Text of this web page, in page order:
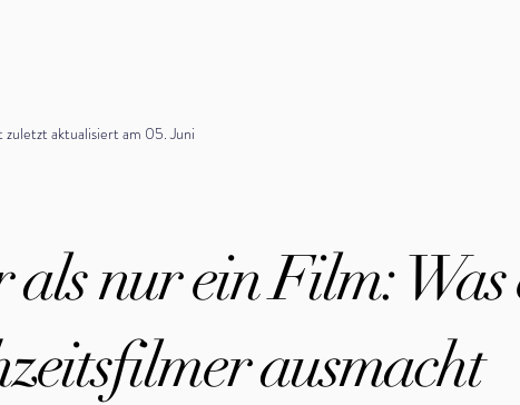
aktualisiert am 05. Juni
nur ein Film: Was
ausmacht